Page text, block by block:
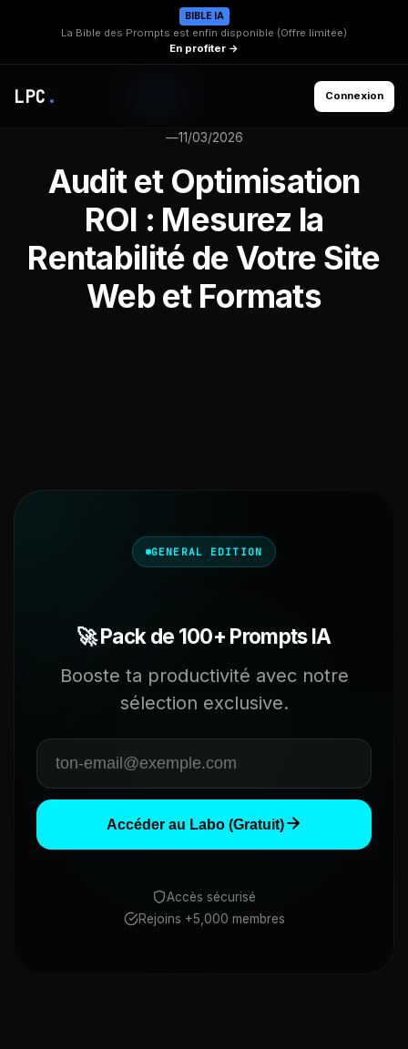
BIBLE IA
La Bible des Prompts est enfin disponible (Offre limitée)
En profiter →
LPC . Connexion
—11/03/2026
Audit et Optimisation
ROI : Mesurez la
Rentabilité de Votre Site
Web et Formats
GENERAL EDITION
🚀 Pack de 100+ Prompts IA
Booste ta productivité avec notre
sélection exclusive.
Accéder au Labo (Gratuit)
Accès sécurisé
Rejoins +5,000 membres